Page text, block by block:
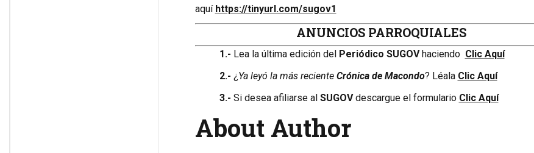
aquí https://tinyurl.com/sugov1
ANUNCIOS PARROQUIALES
1.- Lea la última edición del Periódico SUGOV haciendo Clic Aquí
2.- ¿ Ya leyó la más reciente Crónica de Macondo? Léala Clic Aquí
3.- Si desea afiliarse al SUGOVdescargue el formulario Clic Aquí
About Author